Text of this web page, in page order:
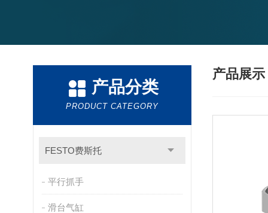
产品分类
PRODUCT CATEGORY
FESTO费斯托
平行抓手
滑台气缸
产品展示